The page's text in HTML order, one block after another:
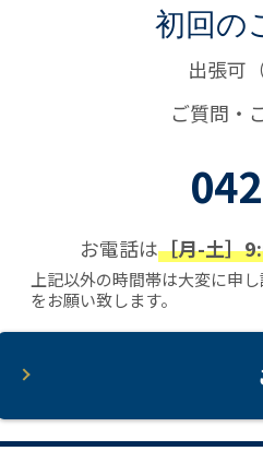
初回の
出張可
ご質問・
お電話は［月-土］
上記以外の時間帯は大変に申
をお願い致します。